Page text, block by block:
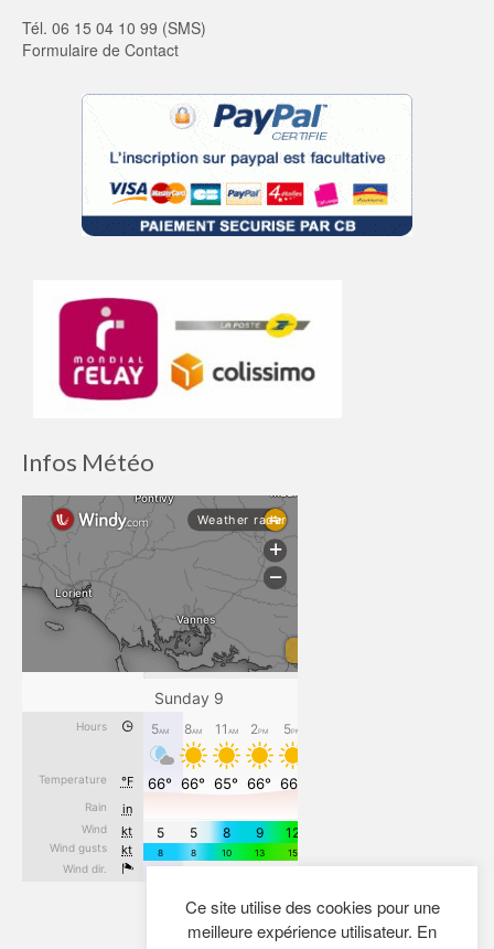
Tél. 06 15 04 10 99 (SMS)
Formulaire de Contact
Infos Météo
Ce site utilise des cookies pour une
meilleure expérience utilisateur. En